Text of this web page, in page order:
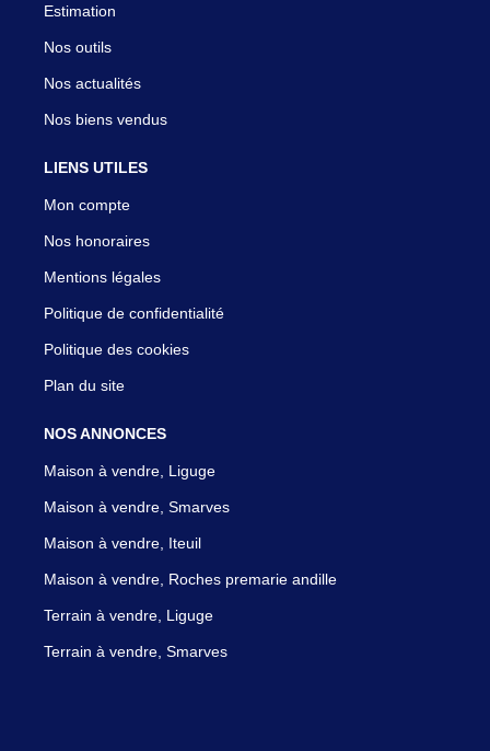
Estimation
Nos outils
Nos actualités
Nos biens vendus
LIENS UTILES
Mon compte
Nos honoraires
Mentions légales
Politique de confidentialité
Politique des cookies
Plan du site
NOS ANNONCES
Maison à vendre, Liguge
Maison à vendre, Smarves
Maison à vendre, Iteuil
Maison à vendre, Roches premarie andille
Terrain à vendre, Liguge
Terrain à vendre, Smarves